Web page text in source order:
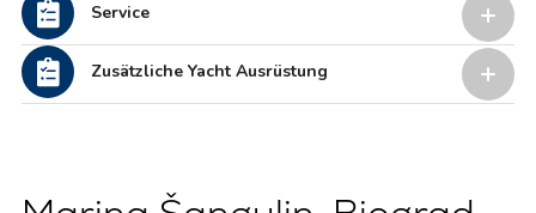
Service
Zusätzliche Yacht Ausrüstung